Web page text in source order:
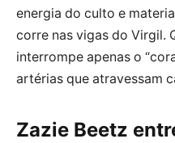
energia do culto e
corre nas vigas do Virgil.
interrompe apenas o
artérias que atravessam
Zazie Beetz